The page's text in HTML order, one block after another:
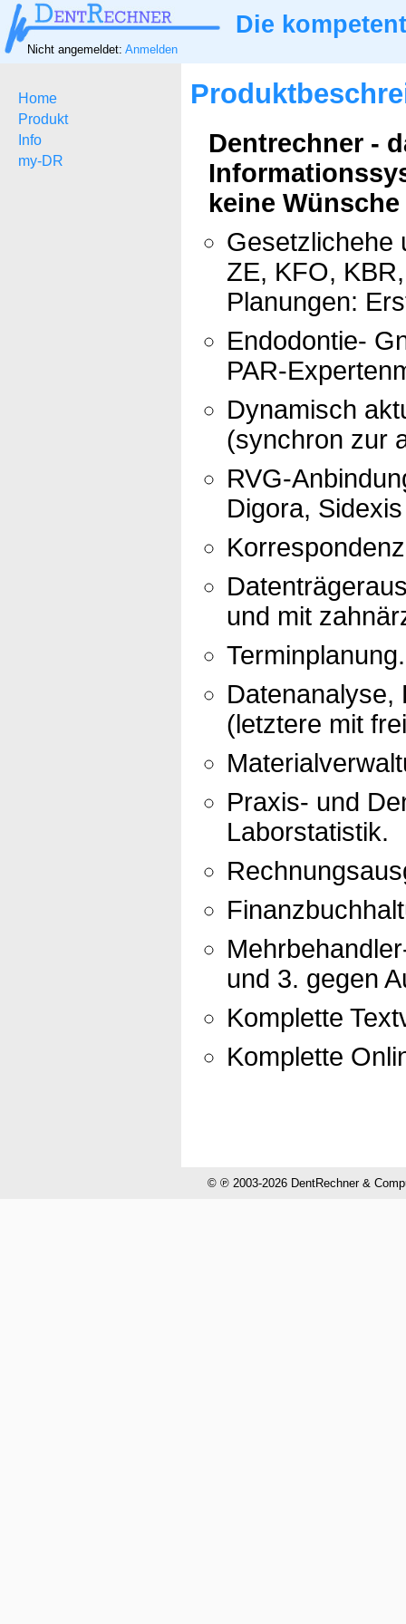
Die
Nicht angemeldet: Anmelden
Home
Produkt
Info
my-DR
Dentrechner -
keine
Gesetzlichehe
ZE, KFO,
Planungen:
Endodontie-
PAR-
Dynamisch
(synchron zur
RVG-
Digora,
und mit
Terminplanung.
Datenanalyse,
(letztere mit
Praxis- und
Laborstatistik.
und 3. gegen
Komplette
Komplette
© ℗ 2003-2026 DentRechner &